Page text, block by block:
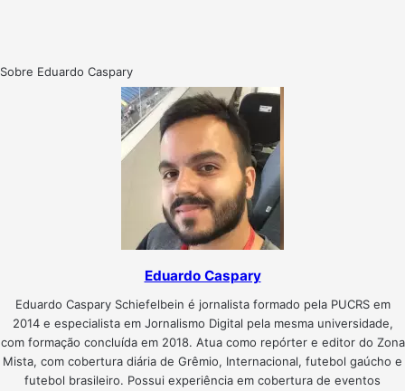
Sobre Eduardo Caspary
Eduardo Caspary
Eduardo Caspary Schiefelbein é jornalista formado pela PUCRS em
2014 e especialista em Jornalismo Digital pela mesma universidade,
com formação concluída em 2018. Atua como repórter e editor do Zona
Mista, com cobertura diária de Grêmio, Internacional, futebol gaúcho e
futebol brasileiro. Possui experiência em cobertura de eventos